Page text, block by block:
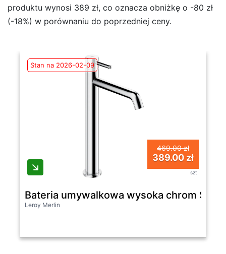
produktu wynosi 389 zł, co oznacza obniżkę o -80 zł
(-18%) w porównaniu do poprzedniej ceny.
Stan na 2026-02-09
469.00 zł
389.00 zł
szt
Bateria umywalkowa wysoka chrom
Leroy Merlin